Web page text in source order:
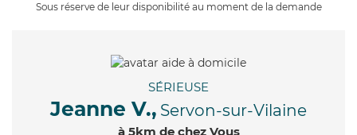
Sous réserve de leur disponibilité au moment de la demande
SÉRIEUSE
Jeanne V., Servon-sur-Vilaine
à 5km de chez Vous